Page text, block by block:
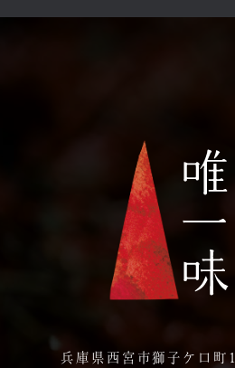
兵庫県西宮市獅子ケ口